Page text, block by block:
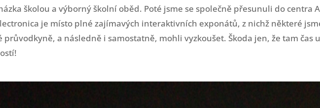
školou a výborný školní oběd. Poté jsme se společně přesunuli do centra
je místo plné zajímavých interaktivních exponátů, z nichž některé
průvodkyně, a následně i samostatně, mohli vyzkoušet. Škoda jen, že tam čas